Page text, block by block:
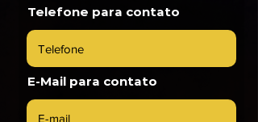
Telefone para contato
E-Mail para contato